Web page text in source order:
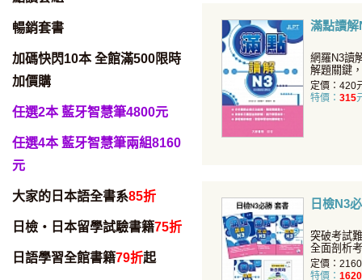
暢銷套書
加碼快閃10本 全館滿500限時
加價購
任選2本 藍牙智慧筆4800元
任選4本 藍牙智慧筆兩組8160
元
大家的日本語全書系85折
日檢・日本留學試驗書籍75折
日語學習全館書籍79折起
滿點讀
網羅N3讀
解題關鍵
定價：420
特價： 315
日檢N3
突破考試
全面剖析
題關鍵，
定價：
特價： 1620